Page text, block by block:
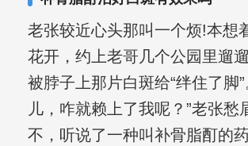
导，全方位帮助患者康复。
老张较近心头那叫一个烦!本想
花开，约上老哥几个公园里遛
被脖子上那片白斑给“绊住了脚
儿，咋就赖上了我呢？”老张愁
不，听说了一种叫补骨脂酊的